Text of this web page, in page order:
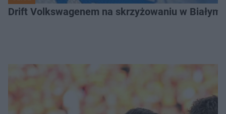
Drift Volkswagenem na skrzyżowaniu w